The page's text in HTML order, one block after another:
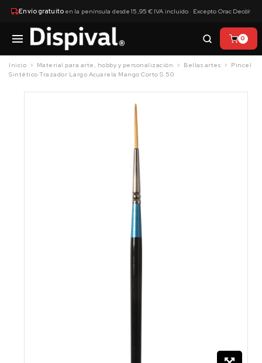
Envío gratuitoen la península desde 15,95 € IVA incluido · Excepto Orac Decor
×
0
Inicio Material para arte, hobby y personalización Bellas artes
Pincel
Sintético Trazador Largo Acuarela Mango Corto S.50